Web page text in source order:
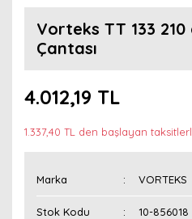
Vorteks TT 133 210
Çantası
4.012,19 TL
1.337,40 TL den başlayan
Marka VORTEKS
Stok Kodu 10-856018